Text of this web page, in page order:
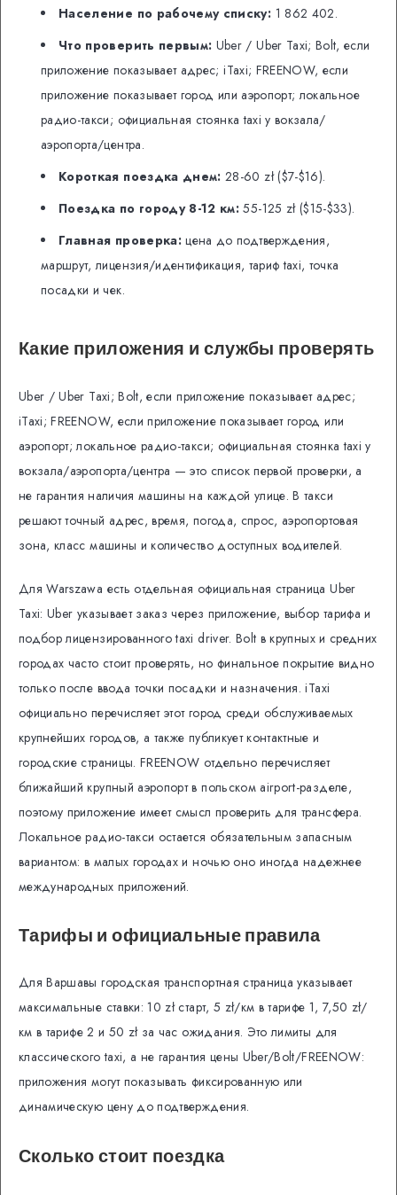
Население по рабочему списку: 1 862 402.
Что проверить первым: Uber / Uber Taxi; Bolt, если
приложение показывает адрес; iTaxi; FREENOW, если
приложение показывает город или аэропорт; локальное
радио-такси; официальная стоянка taxi у вокзала/
аэропорта/центра.
Короткая поездка днем: 28-60 zł ($7-$16).
Поездка по городу 8-12 км: 55-125 zł ($15-$33).
Главная проверка:цена до подтверждения,
маршрут, лицензия/идентификация, тариф taxi, точка
посадки и чек.
Какие приложения и службы проверять
Uber / Uber Taxi; Bolt, если приложение показывает адрес;
iTaxi; FREENOW, если приложение показывает город или
аэропорт; локальное радио-такси; официальная стоянка taxi у
вокзала/аэропорта/центра — это список первой проверки, а
не гарантия наличия машины на каждой улице. В такси
решают точный адрес, время, погода, спрос, аэропортовая
зона, класс машины и количество доступных водителей.
Для Warszawa есть отдельная официальная страница Uber
Taxi: Uber указывает заказ через приложение, выбор тарифа и
подбор лицензированного taxi driver. Bolt в крупных и средних
городах часто стоит проверять, но финальное покрытие видно
только после ввода точки посадки и назначения. iTaxi
официально перечисляет этот город среди обслуживаемых
крупнейших городов, а также публикует контактные и
городские страницы. FREENOW отдельно перечисляет
ближайший крупный аэропорт в польском airport-разделе,
поэтому приложение имеет смысл проверить для трансфера.
Локальное радио-такси остается обязательным запасным
вариантом: в малых городах и ночью оно иногда надежнее
международных приложений.
Тарифы и официальные правила
Для Варшавы городская транспортная страница указывает
максимальные ставки: 10 zł старт, 5 zł/км в тарифе 1, 7,50 zł/
км в тарифе 2 и 50 zł за час ожидания. Это лимиты для
классического taxi, а не гарантия цены Uber/Bolt/FREENOW:
приложения могут показывать фиксированную или
динамическую цену до подтверждения.
Сколько стоит поездка